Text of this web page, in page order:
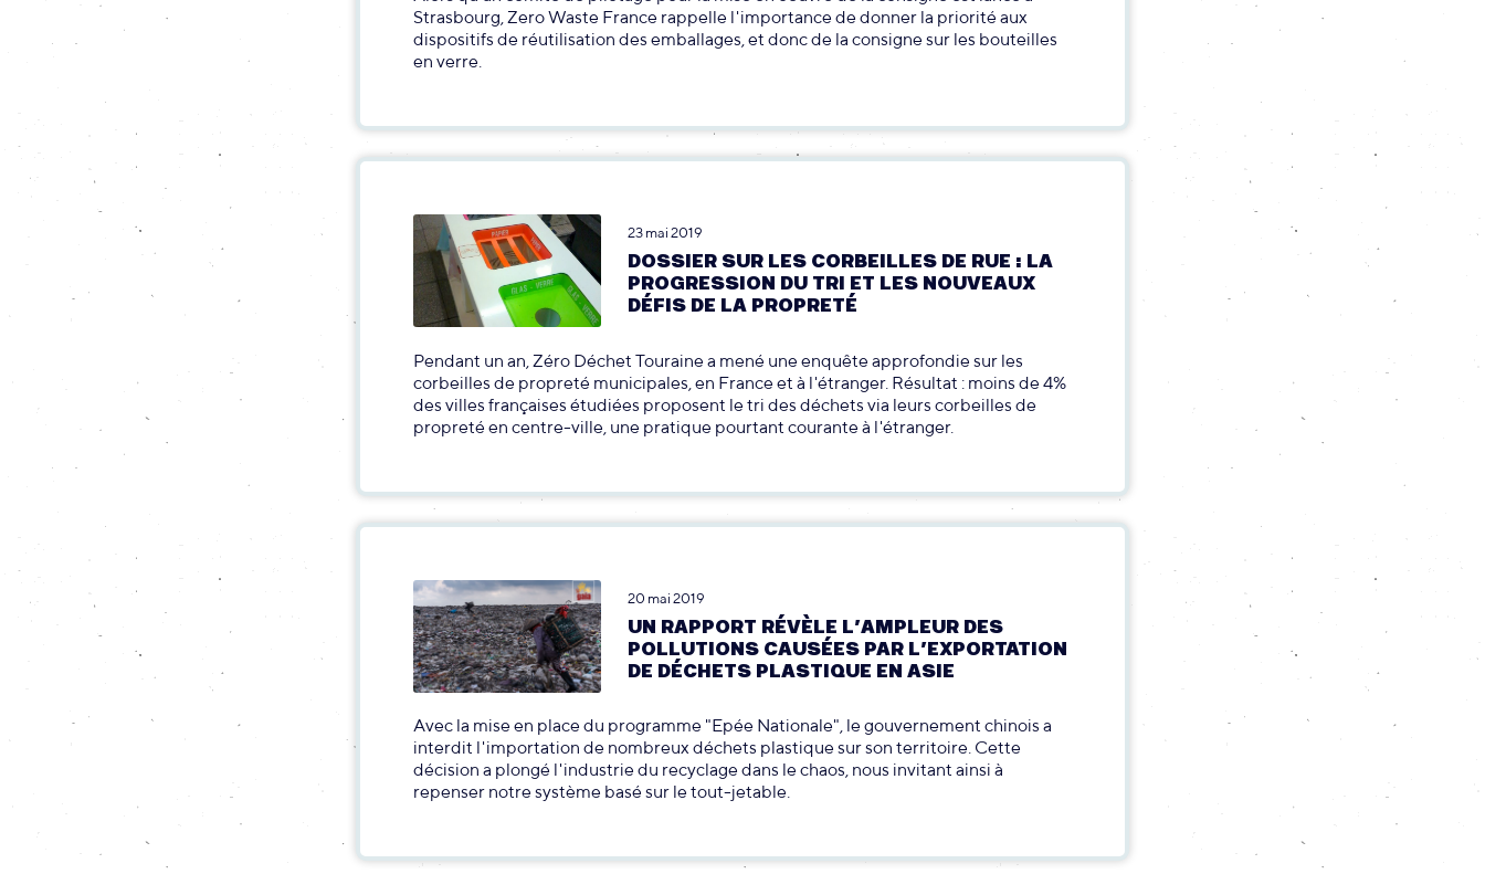
Strasbourg, Zero Waste France rappelle l'importance de donner la priorité aux
dispositifs de réutilisation des emballages, et donc de la consigne sur les bouteilles
en verre.
23 mai 2019
DOSSIER SUR LES CORBEILLES DE RUE : LA
PROGRESSION DU TRI ET LES NOUVEAUX
DÉFIS DE LA PROPRETÉ
Pendant un an, Zéro Déchet Touraine a mené une enquête approfondie sur les
corbeilles de propreté municipales, en France et à l'étranger. Résultat : moins de 4%
des villes françaises étudiées proposent le tri des déchets via leurs corbeilles de
propreté en centre-ville, une pratique pourtant courante à l'étranger.
20 mai 2019
UN RAPPORT RÉVÈLE L’AMPLEUR DES
POLLUTIONS CAUSÉES PAR L’EXPORTATION
DE DÉCHETS PLASTIQUE EN ASIE
Avec la mise en place du programme "Epée Nationale", le gouvernement chinois a
interdit l'importation de nombreux déchets plastique sur son territoire. Cette
décision a plongé l'industrie du recyclage dans le chaos, nous invitant ainsi à
repenser notre système basé sur le tout-jetable.